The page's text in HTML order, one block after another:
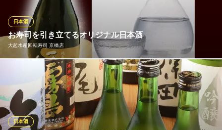
「黒龍」など、人気銘柄が20種類以上揃います。このほか「十四
代」などのプレミア酒や季節限定酒も、都度酒蔵から直接買い付
け！
京橋 二刀流
個室・創作料理
ＪＲ京橋駅 徒歩5分
大阪府大阪市都島区東野田町4-5-44
お寿司を引き立てるオリジナル日本酒
大起水産回転寿司 京橋店
日本酒
美味しいお寿司には極上のお酒が欠かせません。当店では、お寿
司やお造りの味わいを最大限に引き立てるために造られた大起水
産オリジナルの美酒「天下の台所」をご用意しております。純米
吟醸、特別純米酒、特別本醸造と、お好みに合わせて選べるこだ
わりの一杯が、上質なお食事の時間をさらに華やかに彩ります。
日本酒